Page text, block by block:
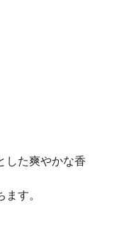
した爽やかな香
す。